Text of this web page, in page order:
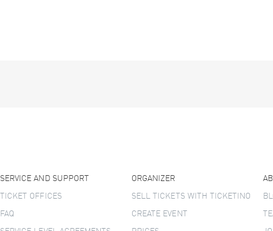
SERVICE AND SUPPORT
TICKET OFFICES
FAQ
ORGANIZER
SELL TICKETS WITH TICKETINO
CREATE EVENT